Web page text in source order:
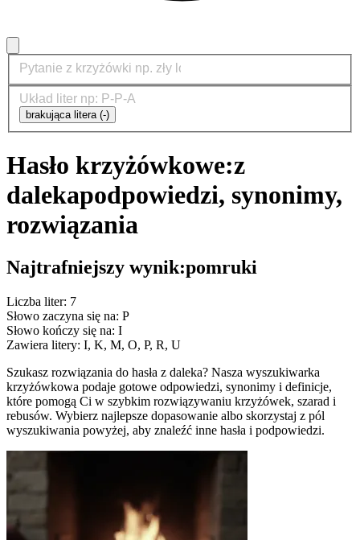
brakująca litera (-)
Hasło krzyżówkowe:z
dalekapodpowiedzi, synonimy,
rozwiązania
Najtrafniejszy wynik:pomruki
Liczba liter: 7
Słowo zaczyna się na: P
Słowo kończy się na: I
Zawiera litery: I, K, M, O, P, R, U
Szukasz rozwiązania do hasła z daleka? Nasza wyszukiwarka
krzyżówkowa podaje gotowe odpowiedzi, synonimy i definicje,
które pomogą Ci w szybkim rozwiązywaniu krzyżówek, szarad i
rebusów. Wybierz najlepsze dopasowanie albo skorzystaj z pól
wyszukiwania powyżej, aby znaleźć inne hasła i podpowiedzi.